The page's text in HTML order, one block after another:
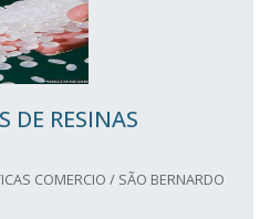
DE RESINAS
COMERCIO / SÃO BERNARDO